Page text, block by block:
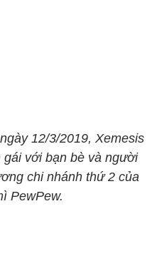
12/3/2019, Xemesis
với bạn bè và người
chi nhánh thứ 2 của
PewPew.